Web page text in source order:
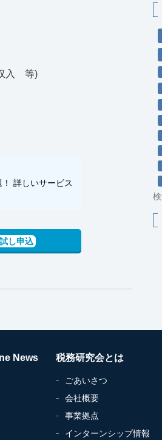
入 等)
詳しいサービス
し申込
News 税務研究会とは
ごあいさつ
会社概要
事業拠点
インターンシップ情報